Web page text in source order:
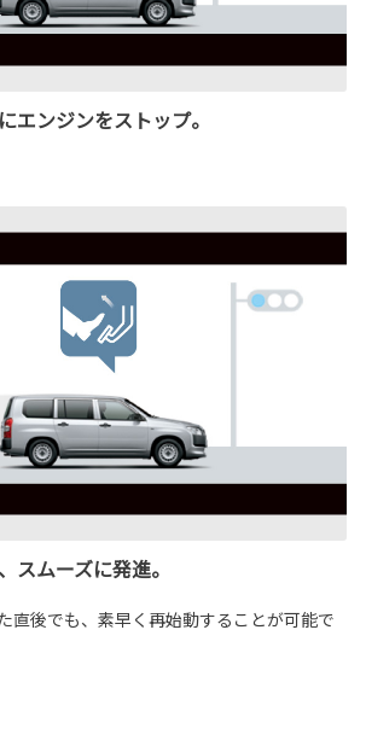
エンジンをストップ。
スムーズに発進。
直後でも、素早く再始動することが可能で